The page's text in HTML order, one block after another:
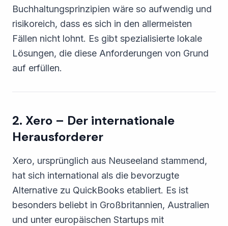
Buchhaltungsprinzipien wäre so aufwendig und
risikoreich, dass es sich in den allermeisten
Fällen nicht lohnt. Es gibt spezialisierte lokale
Lösungen, die diese Anforderungen von Grund
auf erfüllen.
2. Xero – Der internationale
Herausforderer
Xero, ursprünglich aus Neuseeland stammend,
hat sich international als die bevorzugte
Alternative zu QuickBooks etabliert. Es ist
besonders beliebt in Großbritannien, Australien
und unter europäischen Startups mit